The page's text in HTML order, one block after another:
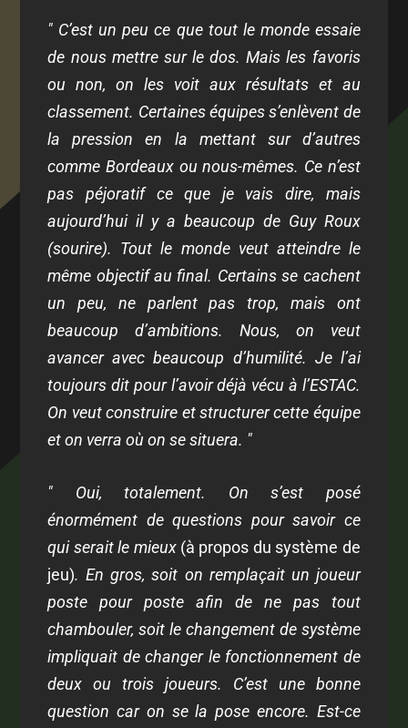
" C’est un peu ce que tout le monde essaie
de nous mettre sur le dos. Mais les favoris
ou non, on les voit aux résultats et au
classement. Certaines équipes s’enlèvent de
la pression en la mettant sur d’autres
comme Bordeaux ou nous-mêmes. Ce n’est
pas péjoratif ce que je vais dire, mais
aujourd’hui il y a beaucoup de Guy Roux
(sourire). Tout le monde veut atteindre le
même objectif au final. Certains se cachent
un peu, ne parlent pas trop, mais ont
beaucoup d’ambitions. Nous, on veut
avancer avec beaucoup d’humilité. Je l’ai
toujours dit pour l’avoir déjà vécu à l’ESTAC.
On veut construire et structurer cette équipe
et on verra où on se situera. "
" Oui, totalement. On s’est posé
énormément de questions pour savoir ce
qui serait le mieux (à propos du système de
jeu). En gros, soit on remplaçait un joueur
poste pour poste afin de ne pas tout
chambouler, soit le changement de système
impliquait de changer le fonctionnement de
deux ou trois joueurs. C’est une bonne
question car on se la pose encore. Est-ce